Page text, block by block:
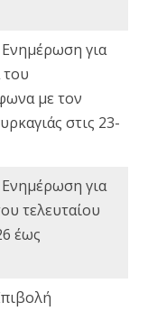
Ενημέρωση για
του
με τον
στις 23-
Ενημέρωση για
τελευταίου
έως